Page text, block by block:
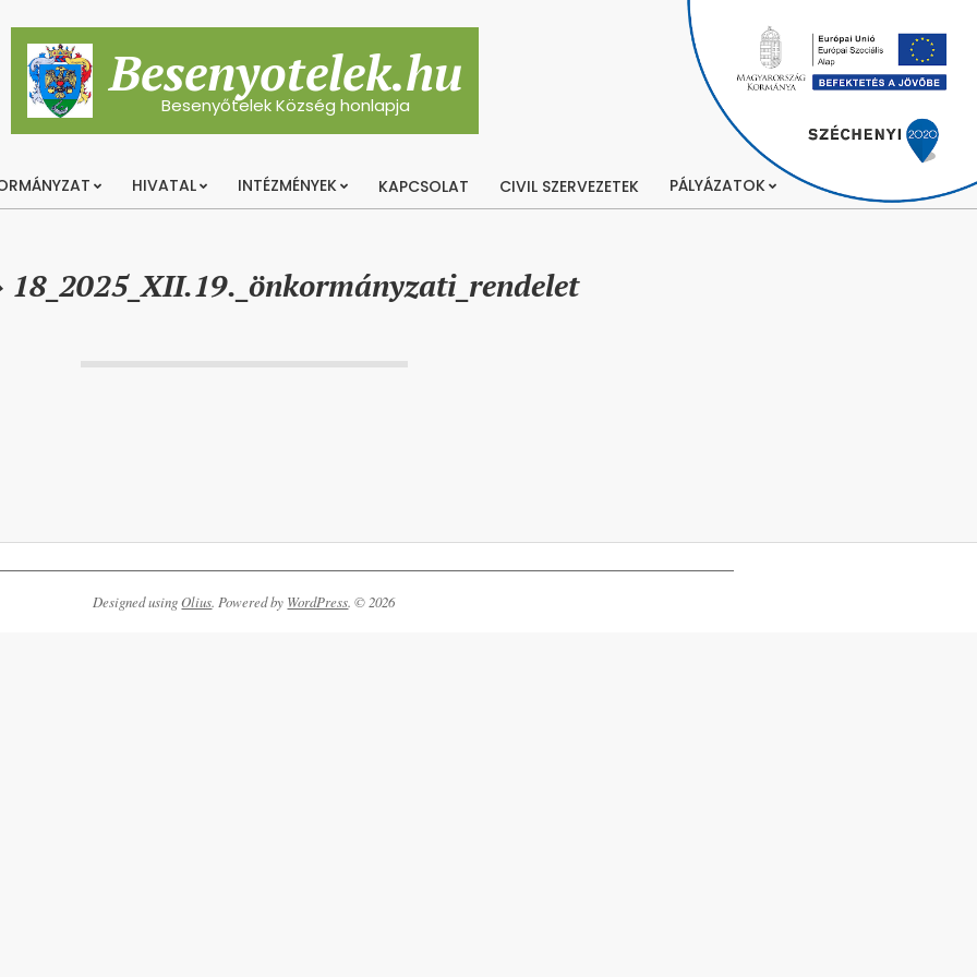
Besenyotelek.hu
Besenyőtelek Község honlapja
Primary
HIVATAL INTÉZMÉNYEK KAPCSOLAT CIVIL SZERVEZETEK PÁLYÁZATOK
18_2025_XII.19._önkormányzati_rendelet
Designed usingOlius. Powered by WordPress. © 2026